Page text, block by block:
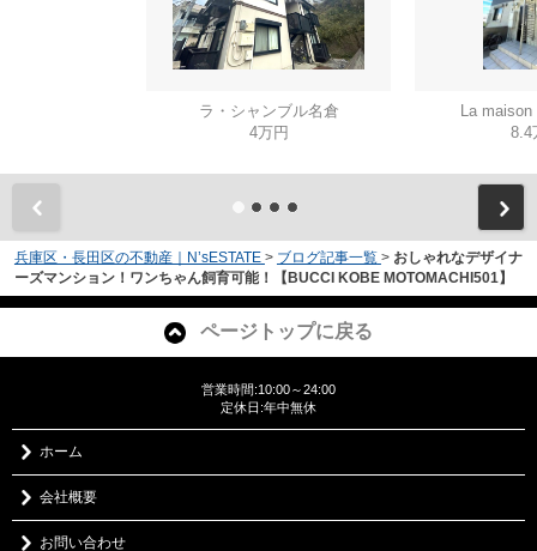
ラ・シャンブル名倉
4万円
La maison
8.4
兵庫区・長田区の不動産｜N’sESTATE > ブログ記事一覧 > おしゃれなデザイナ
ーズマンション！ワンちゃん飼育可能！【BUCCI KOBE MOTOMACHI501】
ページトップに戻る
営業時間:10:00～24:00
定休日:年中無休
ホーム
会社概要
お問い合わせ